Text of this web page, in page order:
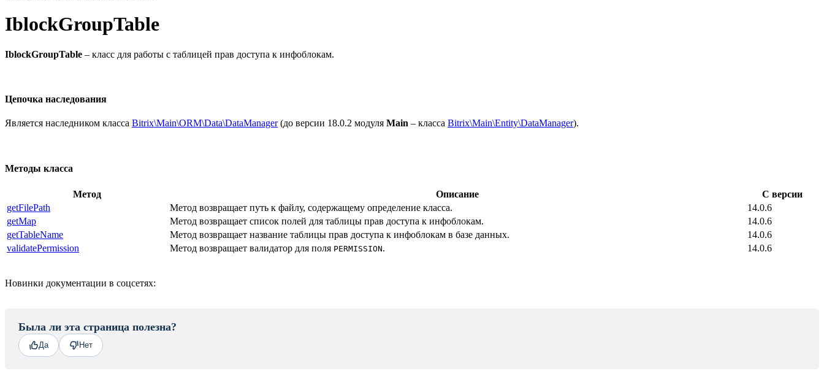
IblockGroupTable
IblockGroupTable – класс для работы с таблицей прав доступа к инфоблокам.
Цепочка наследования
Является наследником класса Bitrix\Main\ORM\Data\DataManager(до версии 18.0.2 модуля Main – класса Bitrix\Main\Entity\DataManager).
Методы класса
Метод Описание
С версии
getFilePath
Метод возвращает путь к файлу, содержащему определение класса.
14.0.6
getMap
Метод возвращает список полей для таблицы прав доступа к инфоблокам.
14.0.6
getTableName
Метод возвращает название таблицы прав доступа к инфоблокам в базе данных.
14.0.6
validatePermission
Метод возвращает валидатор для поля PERMISSION. 14.0.6
Новинки документации в соцсетях:
Была ли эта страница полезна?
Да Нет